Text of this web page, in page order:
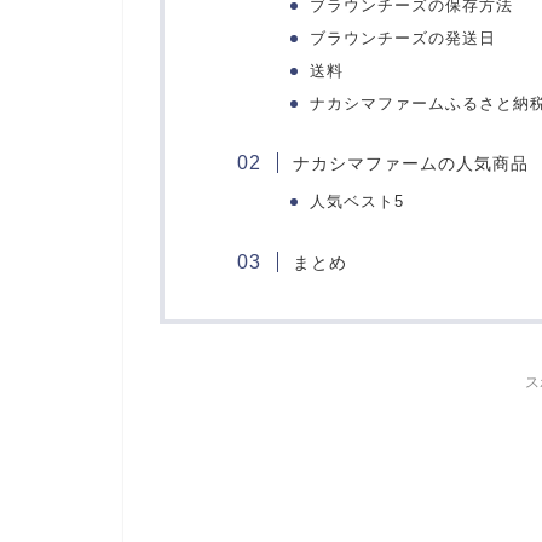
ブラウンチーズの保存方法
ブラウンチーズの発送日
送料
ナカシマファームふるさと納
ナカシマファームの人気商品
人気ベスト5
まとめ